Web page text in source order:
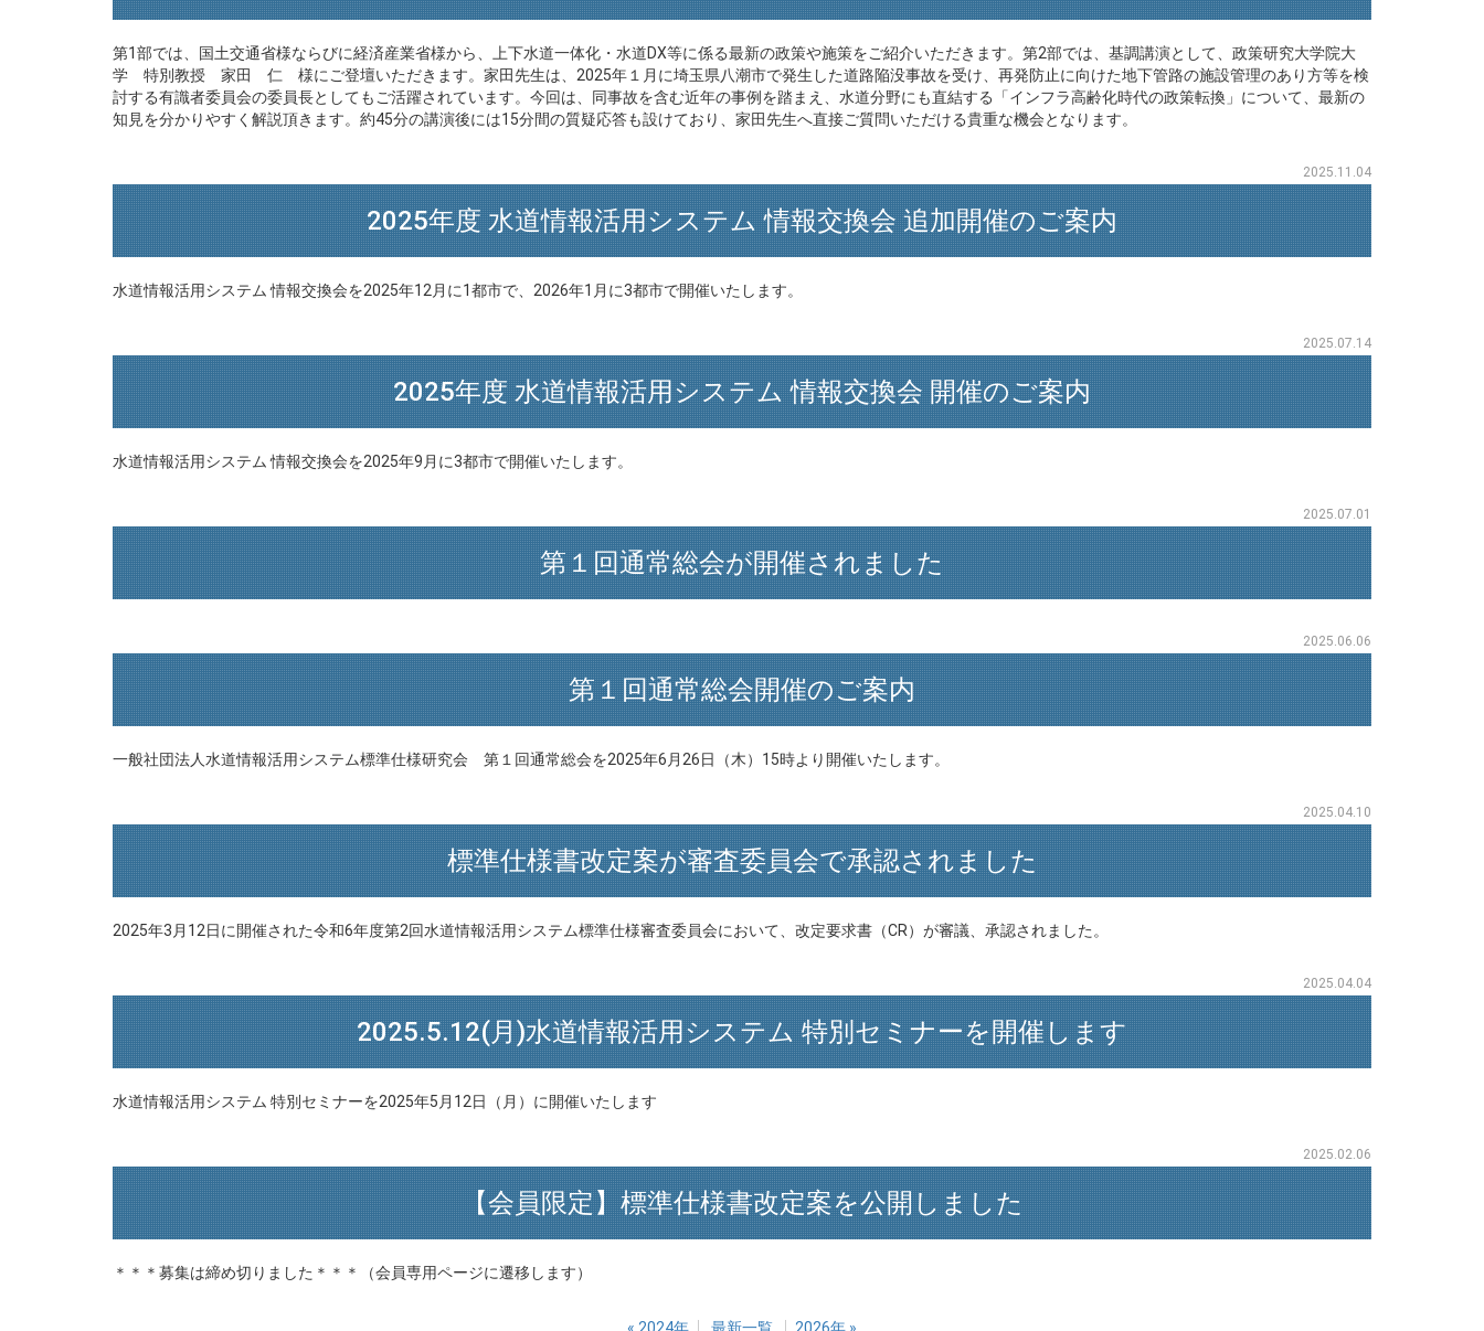
第1部では、国土交通省様ならびに経済産業省様から、上下水道一体化・水道DX等に係る最新の政策や施策をご紹介いただきます。第2部では、基調講演として、政策研究大学院大
学 特別教授 家田 仁 様にご登壇いただきます。家田先生は、2025年１月に埼玉県八潮市で発生した道路陥没事故を受け、再発防止に向けた地下管路の施設管理のあり方等を検
討する有識者委員会の委員長としてもご活躍されています。今回は、同事故を含む近年の事例を踏まえ、水道分野にも直結する「インフラ高齢化時代の政策転換」について、最新の
知見を分かりやすく解説頂きます。約45分の講演後には15分間の質疑応答も設けており、家田先生へ直接ご質問いただける貴重な機会となります。
2025.11.04
2025年度 水道情報活用システム 情報交換会 追加開催のご案内
水道情報活用システム 情報交換会を2025年12月に1都市で、2026年1月に3都市で開催いたします。
2025.07.14
2025年度 水道情報活用システム 情報交換会 開催のご案内
水道情報活用システム 情報交換会を2025年9月に3都市で開催いたします。
2025.07.01
第１回通常総会が開催されました
2025.06.06
第１回通常総会開催のご案内
一般社団法人水道情報活用システム標準仕様研究会 第１回通常総会を2025年6月26日（木）15時より開催いたします。
2025.04.10
標準仕様書改定案が審査委員会で承認されました
2025年3月12日に開催された令和6年度第2回水道情報活用システム標準仕様審査委員会において、改定要求書（CR）が審議、承認されました。
2025.04.04
2025.5.12(月)水道情報活用システム 特別セミナーを開催します
水道情報活用システム 特別セミナーを2025年5月12日（月）に開催いたします
2025.02.06
【会員限定】標準仕様書改定案を公開しました
＊＊＊募集は締め切りました＊＊＊（会員専用ページに遷移します）